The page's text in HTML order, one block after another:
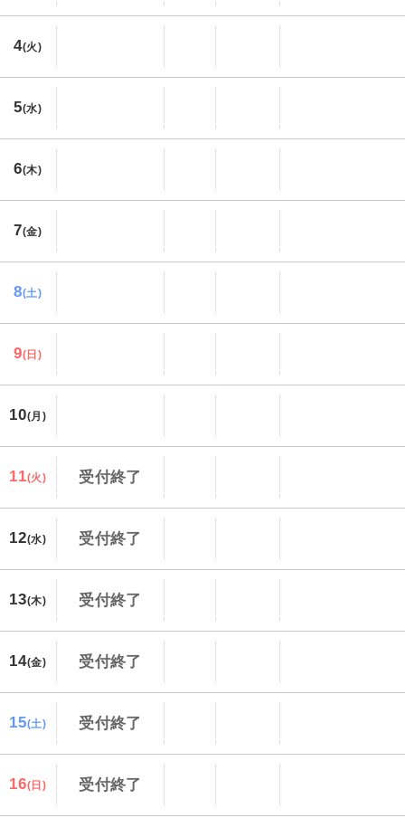
4(火)
5(水)
6(木)
7(金)
8(土)
9(日)
10(月)
11(火) 受付終了
12(水) 受付終了
13(木) 受付終了
14(金) 受付終了
15(土) 受付終了
16(日) 受付終了